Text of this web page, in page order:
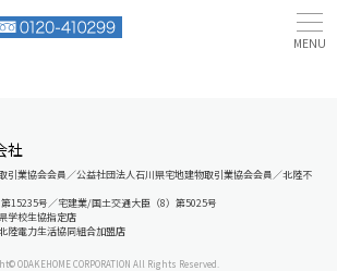
社
引業協会会員／公益社団法人石川県宅地建物取引業協会会員／北陸不
15235号／宅建業/国土交通大臣（8）第5025号
学校生協指定店
陸電力生活協同組合加盟店
ODAKEHOME CORPORATION All Rights Reserved.